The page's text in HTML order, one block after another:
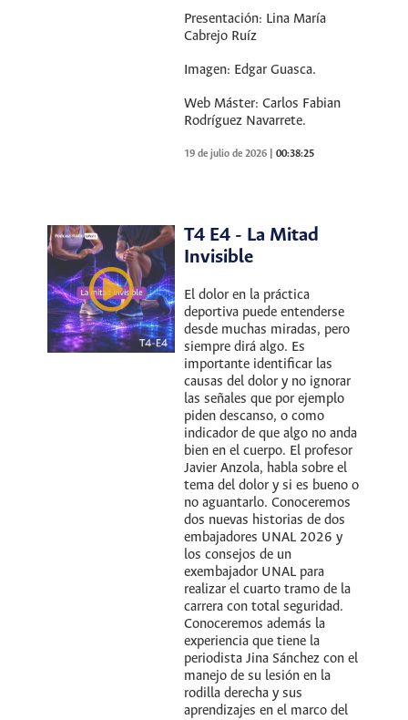
Presentación: Lina María
Cabrejo Ruíz
Imagen: Edgar Guasca.
Web Máster: Carlos Fabian
Rodríguez Navarrete.
19 de julio de 2026 |00:38:25
T4 E4 - La Mitad
Invisible
El dolor en la práctica
deportiva puede entenderse
desde muchas miradas, pero
siempre dirá algo. Es
importante identificar las
causas del dolor y no ignorar
las señales que por ejemplo
piden descanso, o como
indicador de que algo no anda
bien en el cuerpo. El profesor
Javier Anzola, habla sobre el
tema del dolor y si es bueno o
no aguantarlo. Conoceremos
dos nuevas historias de dos
embajadores UNAL 2026 y
los consejos de un
exembajador UNAL para
realizar el cuarto tramo de la
carrera con total seguridad.
Conoceremos además la
experiencia que tiene la
periodista Jina Sánchez con el
manejo de su lesión en la
rodilla derecha y sus
aprendizajes en el marco del